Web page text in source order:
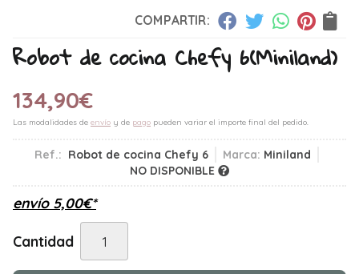
COMPARTIR:
Robot de cocina Chefy 6(Miniland)
134,90€
Las modalidades de envío y de pago pueden variar el importe final del pedido.
Ref.: Robot de cocina Chefy 6 Marca: Miniland
NO DISPONIBLE
envío 5,00€*
Cantidad